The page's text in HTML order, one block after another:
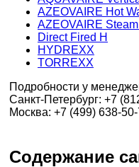
AZEOVAIRE Hot
AZEOVAIRE
Direct Fired H
HYDREXX
TORREXX
Подробности у
Санкт-Петербург: +7
Москва: +7 (499) 638-
Содержание